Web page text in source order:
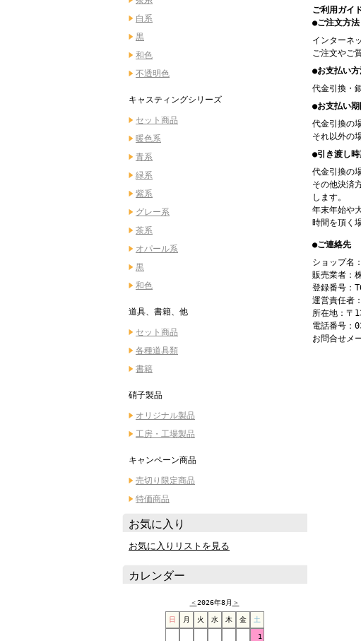
白系
黒
和色
不透明色
キャスティングシリーズ
セット商品
暖色系
青系
緑系
紫系
グレー系
茶系
オパール系
黒
和色
道具、書籍、他
セット商品
各種道具類
書籍
硝子製品
オリジナル製品
工房・工場製品
キャンペーン商品
売切り限定商品
特価商品
お気に入り
お気に入りリストを見る
カレンダー
＜2026年8月 ＞
日 月 火 水 木 金 土
1
ご利用ガイ
●ご注文方法
インターネ
ご注文やご
●お支払い
代金引換・
●お支払い
代金引換の
それ以外の
●引き渡し時
代金引換の
その他決済
します
年末年始や
時間を頂く
●ご連絡先
ショップ名
販売業者：
登録番号
運営責任者
所在地：〒
電話番号：
お問合せメ